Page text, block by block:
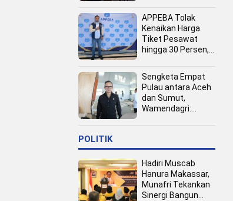
Tingkat Kota
APPEBA Tolak
Kenaikan Harga
Tiket Pesawat
hingga 30 Persen,
Jamaah Haji dan
Umrah
Sengketa Empat
Pulau antara Aceh
dan Sumut,
Wamendagri:
POLITIK
Hadiri Muscab
Hanura Makassar,
Munafri Tekankan
Sinergi Bangun